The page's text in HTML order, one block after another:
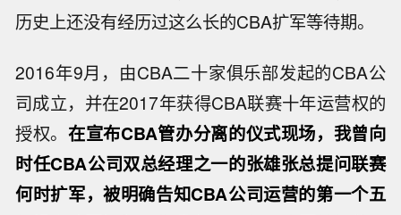
历史上还没有经历过这么长的CBA扩军等待期。
2016年9月，由CBA二十家俱乐部发起的CBA公
司成立，并在2017年获得CBA联赛十年运营权的
授权。 在宣布CBA管办分离的仪式现场，我曾向
时任CBA公司双总经理之一的张雄张总提问联赛
何时扩军，被明确告知CBA公司运营的第一个五